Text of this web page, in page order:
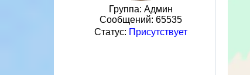
Группа: Админ
Сообщений: 65535
Статус: Присутствует